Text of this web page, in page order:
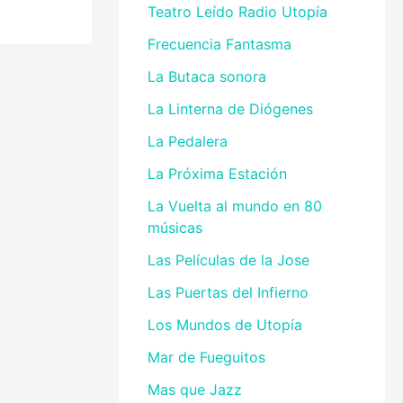
Teatro Leído Radio Utopía
Frecuencia Fantasma
La Butaca sonora
La Linterna de Diógenes
La Pedalera
La Próxima Estación
La Vuelta al mundo en 80
músicas
Las Películas de la Jose
Las Puertas del Infierno
Los Mundos de Utopía
Mar de Fueguitos
Mas que Jazz